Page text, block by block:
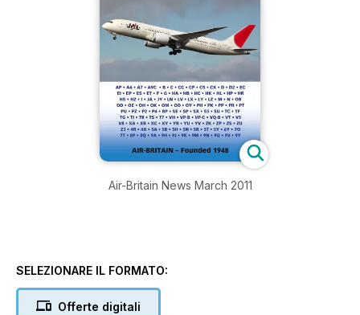
Air-Britain News March 2011
SELEZIONARE IL FORMATO:
Offerte digitali